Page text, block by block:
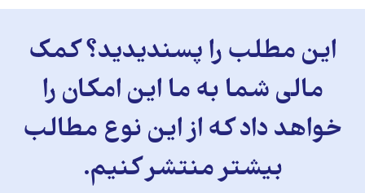
این مطلب را پسندیدید؟ کمک
مالی شما به ما این امکان را
خواهد داد که از این نوع مطالب
بیشتر منتشر کنیم.